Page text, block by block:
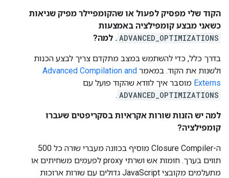
הקוד שלי מפסיק לפעול או שהקומפיילר מפיק שגיאות
כשאני מבצע קומפילציה באמצעות
ADVANCED_OPTIMIZATIONS . למה?
בדרך כלל, כדי להשתמש במצב מתקדם צריך לבצע הכנות
ולשנות את הקוד. במאמר Advanced Compilation and
Externs מוסבר איך לוודא שהקוד פועל עם
ADVANCED_OPTIMIZATIONS
.
למה יש הזנות שורות אקראיות בסקריפטים שעברו
קומפילציה?
ה-Closure Compiler מוסיף בכוונה מעברי שורה כל 500
תווים בערך. חומות אש ושרתי proxy לפעמים משחיתים או
מתעלמים מקובצי JavaScript גדולים עם שורות ארוכות